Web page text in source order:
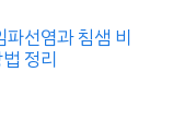
파선염과 침샘 비
정리